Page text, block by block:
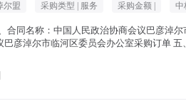
尔盟 采购类型 | 服务 采购金额 | 中
合同名称：中国人民政治协商会议巴彦淖
彦淖尔市临河区委员会办公室采购订单
|